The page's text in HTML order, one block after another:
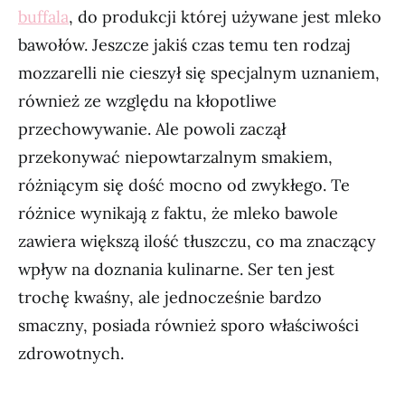
buffala, do produkcji której używane jest mleko
bawołów. Jeszcze jakiś czas temu ten rodzaj
mozzarelli nie cieszył się specjalnym uznaniem,
również ze względu na kłopotliwe
przechowywanie. Ale powoli zaczął
przekonywać niepowtarzalnym smakiem,
różniącym się dość mocno od zwykłego. Te
różnice wynikają z faktu, że mleko bawole
zawiera większą ilość tłuszczu, co ma znaczący
wpływ na doznania kulinarne. Ser ten jest
trochę kwaśny, ale jednocześnie bardzo
smaczny, posiada również sporo właściwości
zdrowotnych.